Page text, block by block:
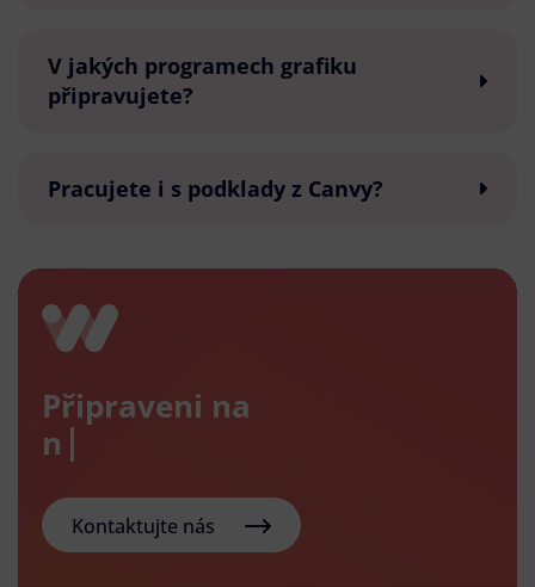
V jakých programech grafiku
připravujete?
Pracujete i s podklady z Canvy?
Připraveni na
nový e
Kontaktujte nás